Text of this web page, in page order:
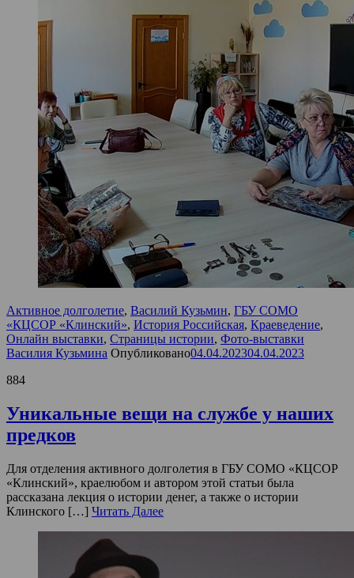
Активное долголетие, Василий Кузьмин, ГБУ СОМО
«КЦСОР «Клинский», История Российская, Краеведение,
Онлайн выставки, Страницы истории, Фото-выставки
Василия Кузьмина Опубликовано04.04.202304.04.2023
884
Уникальные вещи на службе у наших
предков
Для отделения активного долголетия в ГБУ СОМО «КЦСОР
«Клинский», краелюбом и автором этой статьи была
рассказана лекция о истории денег, а также о истории
Клинского […] Читать Далее